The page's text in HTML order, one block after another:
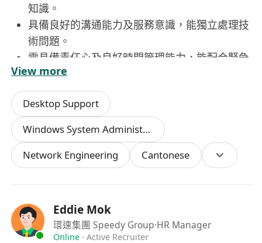
知識。
具備良好的溝通能力及服務意識，能獨立處理技
術問題。
需具備責任心及良好時間管理能力，能配合緊急
支援需求。
View more
Desktop Support
Windows System Administration
Network Engineering
Cantonese
Eddie Mok
環速集團 Speedy Group·HR Manager
Online· Active Recruiter